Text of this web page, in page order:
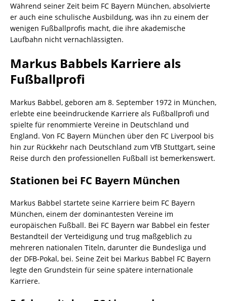
Während seiner Zeit beim FC Bayern München, absolvierte
er auch eine schulische Ausbildung, was ihn zu einem der
wenigen Fußballprofis macht, die ihre akademische
Laufbahn nicht vernachlässigten.
Markus Babbels Karriere als
Fußballprofi
Markus Babbel, geboren am 8. September 1972 in München,
erlebte eine beeindruckende Karriere als Fußballprofi und
spielte für renommierte Vereine in Deutschland und
England. Von FC Bayern München über den FC Liverpool bis
hin zur Rückkehr nach Deutschland zum VfB Stuttgart, seine
Reise durch den professionellen Fußball ist bemerkenswert.
Stationen bei FC Bayern München
Markus Babbel startete seine Karriere beim FC Bayern
München, einem der dominantesten Vereine im
europäischen Fußball. Bei FC Bayern war Babbel ein fester
Bestandteil der Verteidigung und trug maßgeblich zu
mehreren nationalen Titeln, darunter die Bundesliga und
der DFB-Pokal, bei. Seine Zeit bei Markus Babbel FC Bayern
legte den Grundstein für seine spätere internationale
Karriere.